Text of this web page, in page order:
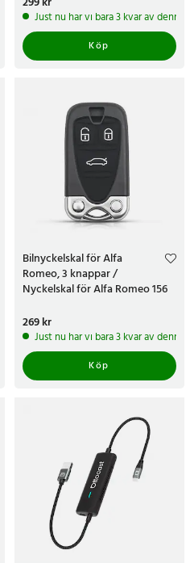
Just nu har vi bara 3 kvar av denna
Köp
Bilnyckelskal för Alfa
Romeo, 3 knappar /
Nyckelskal för Alfa Romeo 156
Pris:269 kr
269 kr
Just nu har vi bara 3 kvar av denna
Köp